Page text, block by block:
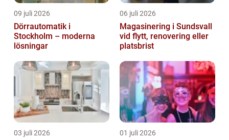
09 juli 2026
Dörrautomatik i
Stockholm – moderna
lösningar
06 juli 2026
Magasinering i Sundsvall
vid flytt, renovering eller
platsbrist
03 juli 2026 01 juli 2026